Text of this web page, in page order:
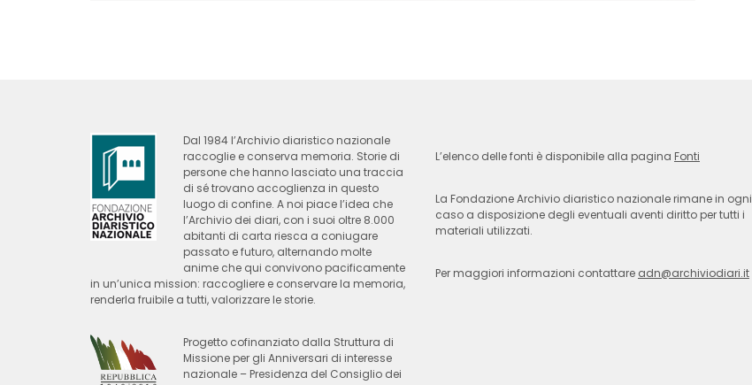
Dal 1984 l’Archivio diaristico nazionale
raccoglie e conserva memoria. Storie di
persone che hanno lasciato una traccia
di sé trovano accoglienza in questo
luogo di confine. A noi piace l’idea che
l’Archivio dei diari, con i suoi oltre 8.000
abitanti di carta riesca a coniugare
passato e futuro, alternando molte
anime che qui convivono pacificamente
in un’unica mission: raccogliere e conservare la memoria,
renderla fruibile a tutti, valorizzare le storie.
Progetto cofinanziato dalla Struttura di
Missione per gli Anniversari di interesse
nazionale – Presidenza del Consiglio dei
L’elenco delle fonti è disponibile alla pagina Fonti
La Fondazione Archivio diaristico nazionale rimane in ogni
caso a disposizione degli eventuali aventi diritto per tutti i
materiali utilizzati.
Per maggiori informazioni contattare adn@archiviodiari.it